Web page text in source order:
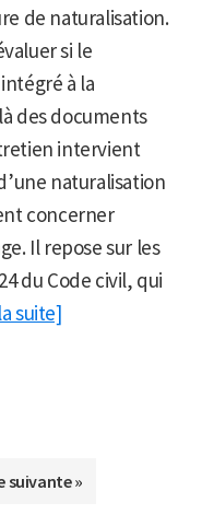
de naturalisation.
si le
à la
des documents
intervient
naturalisation
concerner
Il repose sur les
du Code civil, qui
suite]
suivante »